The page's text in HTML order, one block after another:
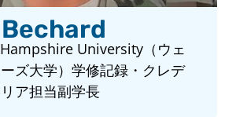
University（ウェ
ズ大学）学修記録・クレデ
ア担当副学長